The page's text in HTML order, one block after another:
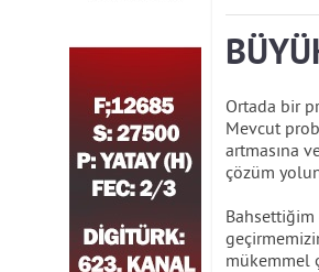
Ortada bir
Mevcut
artmasına
çözüm
mükemmel